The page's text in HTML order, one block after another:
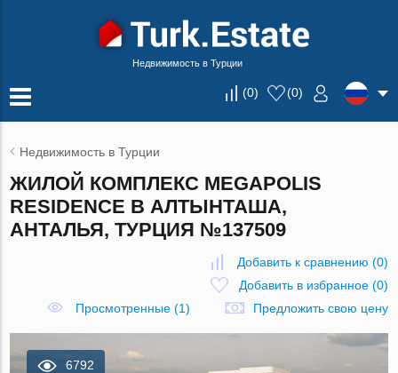
Недвижимость в Турции
(0) (0)
Недвижимость в Турции
ЖИЛОЙ КОМПЛЕКС MEGAPOLIS
RESIDENCE В АЛТЫНТАША,
АНТАЛЬЯ, ТУРЦИЯ №137509
Добавить к сравнению (0)
Добавить в избранное(0)
Просмотренные (1)
Предложить свою цену
6792